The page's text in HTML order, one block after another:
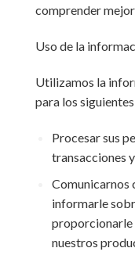
comprender
Uso de la
Utilizamos la
para los
Procesar sus
transacciones
Comunicarnos
informarle
proporcionarle
nuestros